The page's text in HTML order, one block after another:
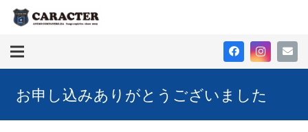
お申し込みありがとうございました